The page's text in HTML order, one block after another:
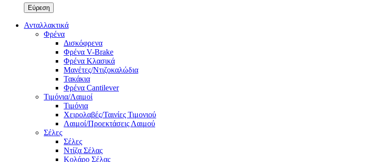
Ανταλλακτικά
Φρένα
Δισκόφρενα
Φρένα V-Brake
Φρένα Κλασικά
Μανέτες/Ντιζοκαλώδια
Τακάκια
Φρένα Cantilever
Τιμόνια/Λαιμοί
Τιμόνια
Χειρολαβές/Ταινίες Τιμονιού
Λαιμοί/Προεκτάσεις Λαιμού
Σέλες
Σέλες
Ντίζα Σέλας
Κολάρο Σέλας